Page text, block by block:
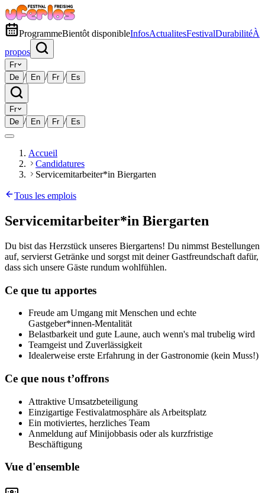
ProgrammeBientôt disponibleInfosActualitesFestivalDurabilitéÀ
propos
Fr
De / En / Fr / Es
Fr
De / En / Fr / Es
Accueil
Candidatures
Servicemitarbeiter*in Biergarten
Tous les emplois
Servicemitarbeiter*in Biergarten
Du bist das Herzstück unseres Biergartens! Du nimmst Bestellungen
auf, servierst Getränke und sorgst mit deiner Gastfreundschaft dafür,
dass sich unsere Gäste rundum wohlfühlen.
Ce que tu apportes
Freude am Umgang mit Menschen und echte
Gastgeber*innen-Mentalität
Belastbarkeit und gute Laune, auch wenn's mal trubelig wird
Teamgeist und Zuverlässigkeit
Idealerweise erste Erfahrung in der Gastronomie (kein Muss!)
Ce que nous t’offrons
Attraktive Umsatzbeteiligung
Einzigartige Festivalatmosphäre als Arbeitsplatz
Ein motiviertes, herzliches Team
Anmeldung auf Minijobbasis oder als kurzfristige
Beschäftigung
Vue d'ensemble